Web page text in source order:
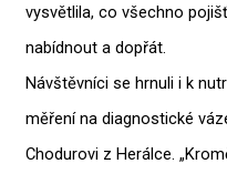
vysvětlila, co všechno
nabídnout a dopřát.
Návštěvníci se hrnuli i k
měření na diagnostické
Chodurovi z Herálce.